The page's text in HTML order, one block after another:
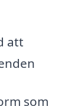
att
som